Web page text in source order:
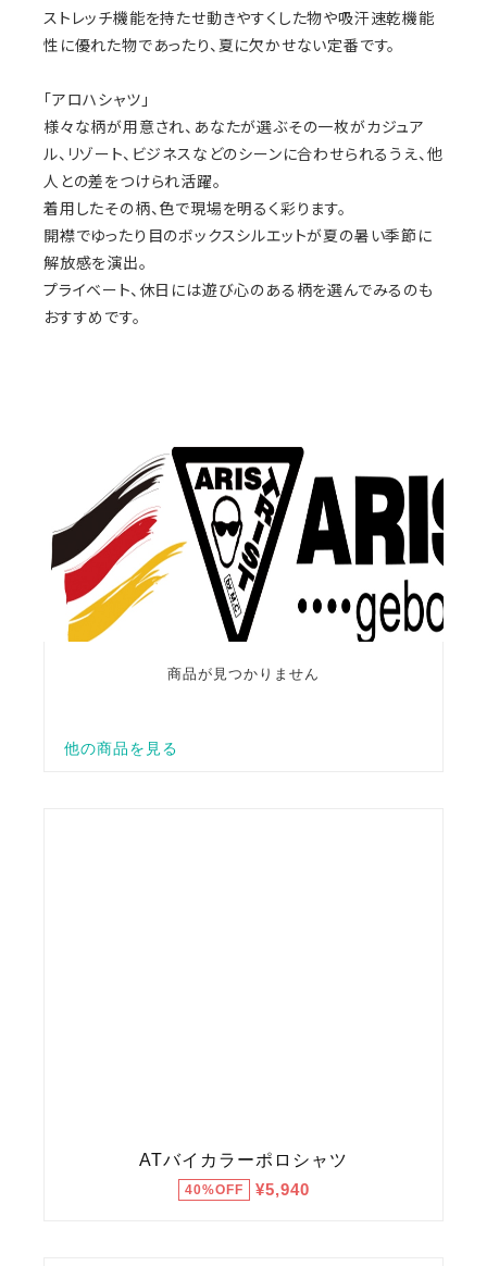
ストレッチ機能を持たせ動きやすくした物や吸汗速乾機能
性に優れた物であったり、夏に欠かせない定番です。
「アロハシャツ」
様々な柄が用意され、あなたが選ぶその一枚がカジュア
ル、リゾート、ビジネスなどのシーンに合わせられるうえ、他
人との差をつけられ活躍。
着用したその柄、色で現場を明るく彩ります。
開襟でゆったり目のボックスシルエットが夏の暑い季節に
解放感を演出。
プライベート、休日には遊び心のある柄を選んでみるのも
おすすめです。